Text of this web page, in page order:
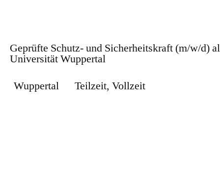
Geprüfte Schutz- und Sicherheitskraft (m/w/d)
Universität Wuppertal
Wuppertal
Teilzeit, Vollzeit